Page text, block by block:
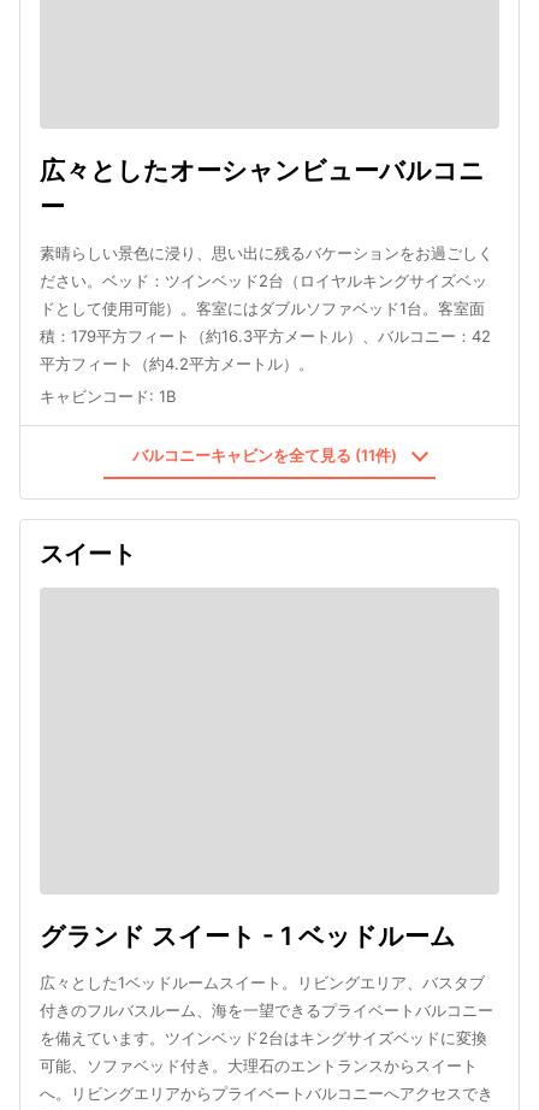
広々としたオーシャンビューバルコニ
ー
素晴らしい景色に浸り、思い出に残るバケーションをお過ごしく
ださい。ベッド：ツインベッド2台（ロイヤルキングサイズベッ
ドとして使用可能）。客室にはダブルソファベッド1台。客室面
積：179平方フィート（約16.3平方メートル）、バルコニー：42
平方フィート（約4.2平方メートル）。
キャビンコード: 1B
バルコニーキャビンを全て見る (11件)
スイート
グランド スイート - 1 ベッドルーム
広々とした1ベッドルームスイート。リビングエリア、バスタブ
付きのフルバスルーム、海を一望できるプライベートバルコニー
を備えています。ツインベッド2台はキングサイズベッドに変換
可能、ソファベッド付き。大理石のエントランスからスイート
へ。リビングエリアからプライベートバルコニーへアクセスでき